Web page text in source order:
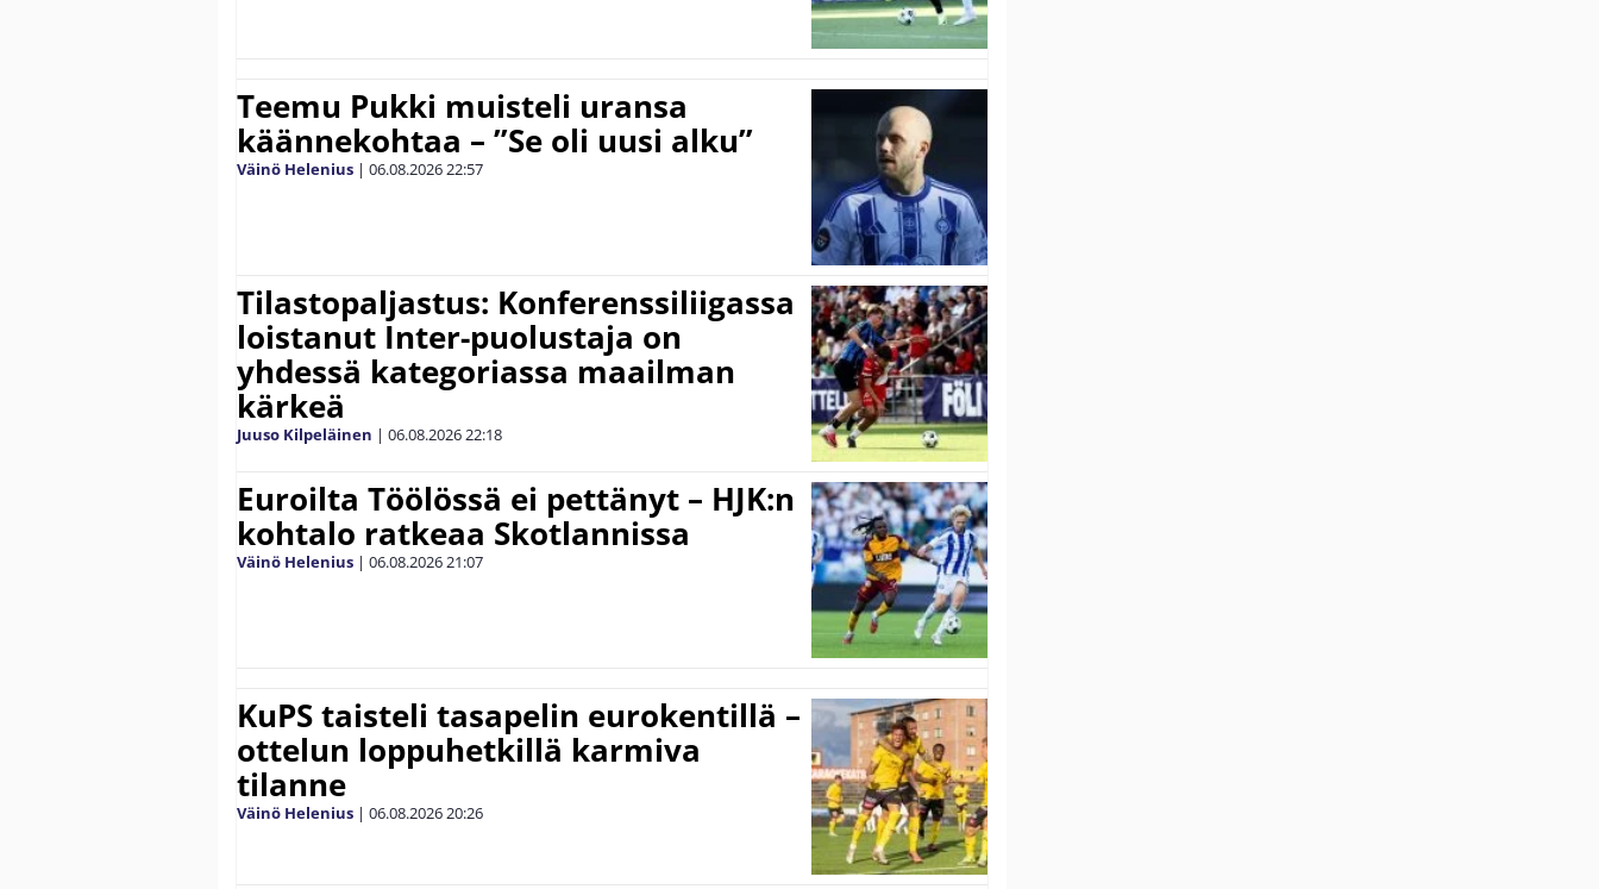
Teemu Pukki muisteli uransa
käännekohtaa – ”Se oli uusi alku”
Väinö Helenius | 06.08.202622:57
Tilastopaljastus: Konferenssiliigassa
loistanut Inter-puolustaja on
yhdessä kategoriassa maailman
kärkeä
Juuso Kilpeläinen | 06.08.202622:18
Euroilta Töölössä ei pettänyt – HJK:n
kohtalo ratkeaa Skotlannissa
Väinö Helenius | 06.08.202621:07
KuPS taisteli tasapelin eurokentillä –
ottelun loppuhetkillä karmiva
tilanne
Väinö Helenius | 06.08.202620:26